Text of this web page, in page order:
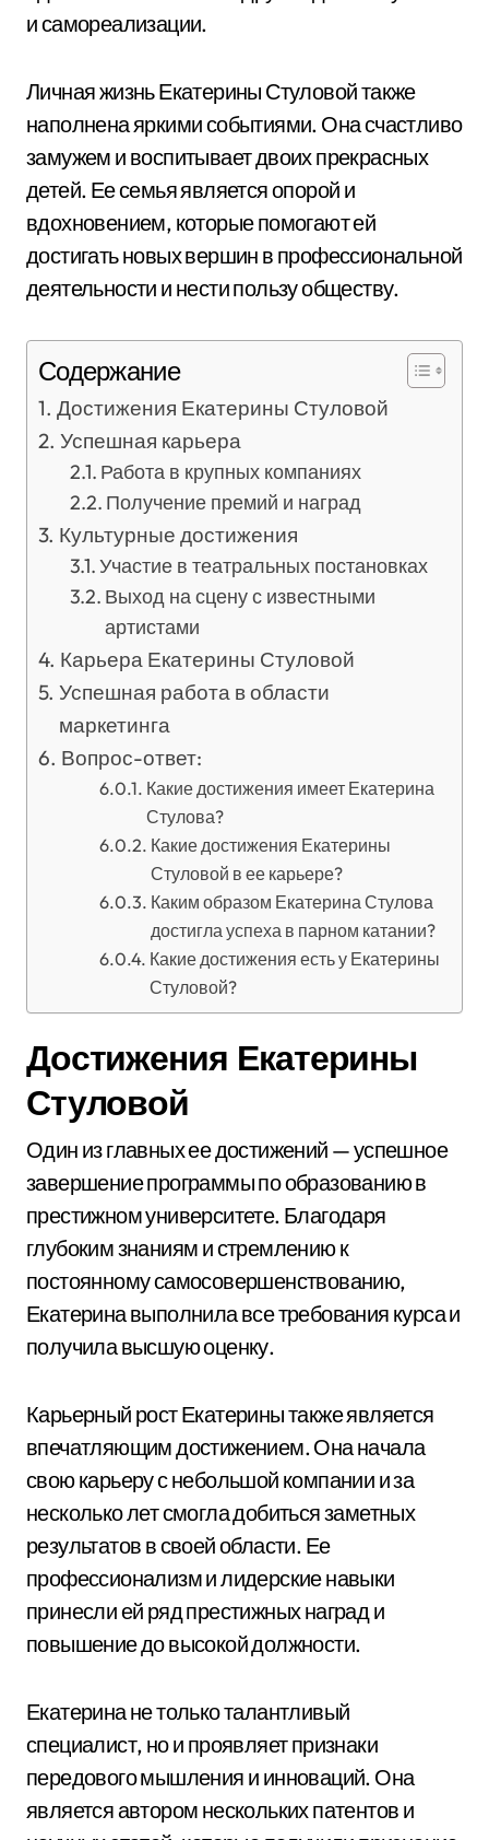
и самореализации.
Личная жизнь Екатерины Стуловой также
наполнена яркими событиями. Она счастливо
замужем и воспитывает двоих прекрасных
детей. Ее семья является опорой и
вдохновением, которые помогают ей
достигать новых вершин в профессиональной
деятельности и нести пользу обществу.
Содержание
Достижения Екатерины Стуловой
Успешная карьера
Работа в крупных компаниях
Получение премий и наград
Культурные достижения
Участие в театральных постановках
Выход на сцену с известными
артистами
Карьера Екатерины Стуловой
Успешная работа в области
маркетинга
Вопрос-ответ:
Какие достижения имеет Екатерина
Стулова?
Какие достижения Екатерины
Стуловой в ее карьере?
Каким образом Екатерина Стулова
достигла успеха в парном катании?
Какие достижения есть у Екатерины
Стуловой?
Достижения Екатерины
Стуловой
Один из главных ее достижений — успешное
завершение программы по образованию в
престижном университете. Благодаря
глубоким знаниям и стремлению к
постоянному самосовершенствованию,
Екатерина выполнила все требования курса и
получила высшую оценку.
Карьерный рост Екатерины также является
впечатляющим достижением. Она начала
свою карьеру с небольшой компании и за
несколько лет смогла добиться заметных
результатов в своей области. Ее
профессионализм и лидерские навыки
принесли ей ряд престижных наград и
повышение до высокой должности.
Екатерина не только талантливый
специалист, но и проявляет признаки
передового мышления и инноваций. Она
является автором нескольких патентов и